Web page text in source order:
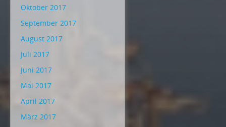
Oktober 2017
September 2017
August 2017
Juli 2017
Juni 2017
Mai 2017
April 2017
März 2017